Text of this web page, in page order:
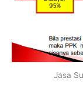
Jasa